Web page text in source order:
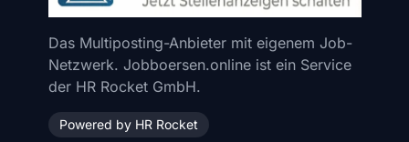
Das Multiposting-Anbieter mit eigenem Job-
Netzwerk. Jobboersen.online ist ein Service
der HR Rocket GmbH.
Powered by HR Rocket